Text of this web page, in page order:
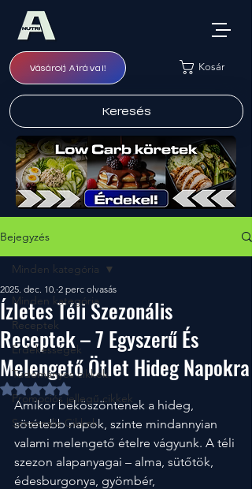
Vásárolj Airával! Kosár
Keresés
Bejegyzés
Minden kategória
Receptek
Érdekességek
Tudományos cikkek
Promociós jellegű cikkek
Szezonális Cikkek
Minden kategória
Ízletes Téli Szezonális
Receptek – 7 Egyszerű És
Melengető Ötlet Hideg Napokra
2025. dec. 10. 2 perc olvasás
NaN csillagot kapott az 5-ből.
Amikor beköszöntenek a hideg,
sötétebb napok, szinte mindannyian
valami melengető ételre vágyunk. A téli
szezon alapanyagai – alma, sütőtök,
édesburgonya, gyömbér,